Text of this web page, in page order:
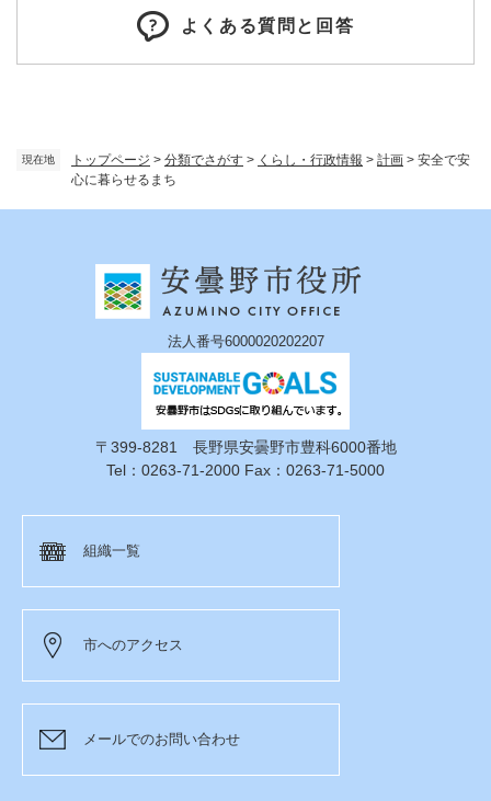
現在地 トップページ > 分類でさがす > くらし・行政情報 > 計画 > 安全で安
心に暮らせるまち
よくある質問と回答
法人番号6000020202207
〒399-8281 長野県安曇野市豊科6000番地
Tel：0263-71-2000 Fax：0263-71-5000
組織一覧
市へのアクセス
メールでのお問い合わせ